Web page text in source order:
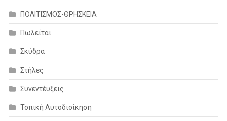
ΠΟΛΙΤΙΣΜΟΣ-ΘΡΗΣΚΕΙΑ
Πωλείται
Σκύδρα
Στήλες
Συνεντέυξεις
Τοπική Αυτοδιοίκηση